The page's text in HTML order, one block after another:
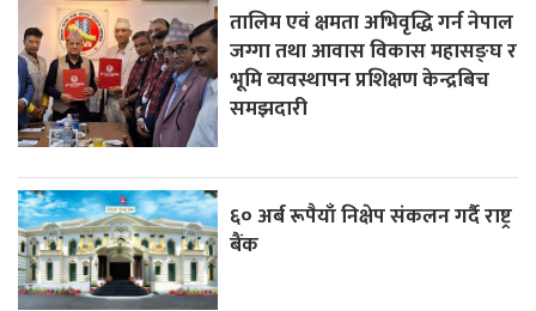
तालिम एवं क्षमता अभिवृद्धि गर्न नेपाल
जग्गा तथा आवास विकास महासङ्घ र
भूमि व्यवस्थापन प्रशिक्षण केन्द्रबिच
समझदारी
६० अर्ब रूपैयाँ निक्षेप संकलन गर्दै राष्ट्र
बैंक